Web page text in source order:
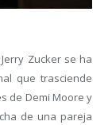
Zucker se ha
que trasciende
de Demi Moore y
de una pareja